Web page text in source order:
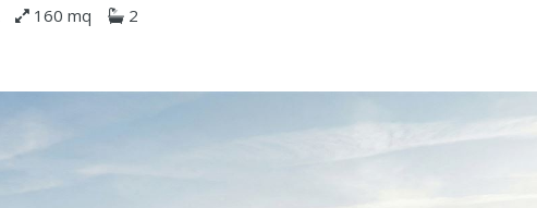
160 mq 2